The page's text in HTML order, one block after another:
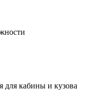
для кабины и кузова